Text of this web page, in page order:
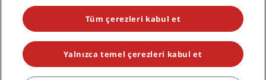
POPÜLER KAMPANYALARIMIZI KAÇIRMAYIN
© 2026 Radisson Hotel Group.Tüm hakları saklıdır. RHG Radisson
Hotel Group, Radisson, Radisson RED, Radisson Blu, Radisson Collection,
Radisson Individuals, Park Plaza, Park Inn, Country Inn & Suites, Prize by
Tüm çerezleri kabul et
Yalnızca temel çerezleri kabul et